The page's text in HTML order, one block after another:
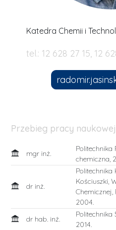
Katedra Chemii i
tel.: 12 628 27 15, 12
Przebieg pracy
mgr inż.
Politechnika
chemiczna,
dr inż.
Politechnika
Kościuszki,
2004.
dr hab. inż.
Politechnika
2014.